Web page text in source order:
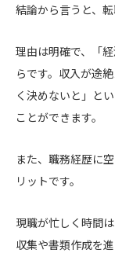
結論から言うと、
理由は明確で、「
らです。収入が途
く決めないと」と
ことができます。
また、職務経歴に
リットです。
現職が忙しく時間
収集や書類作成を